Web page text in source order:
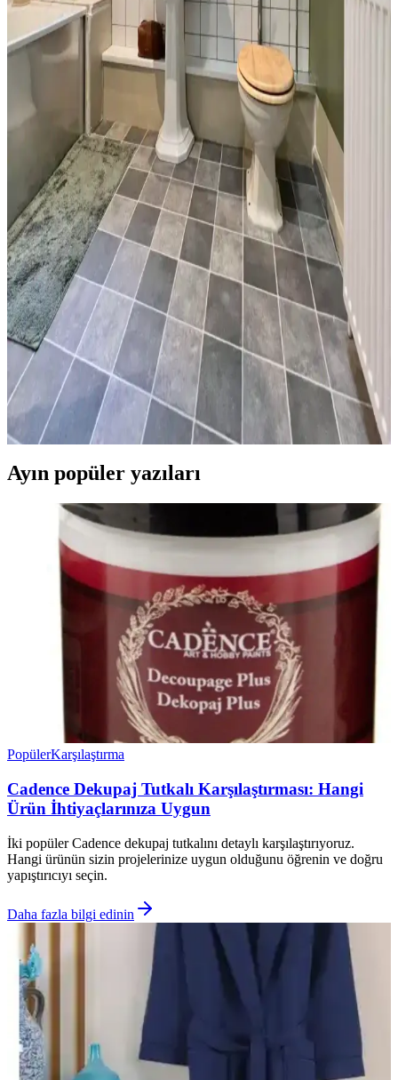
Banyo dekorasyonunda yeşil tonlar, altın detaylar ve çiçek
desenleriyle estetik bir atmosfer oluştururken, perde seçimi ve
düzenlemesi yangın riskini azaltmak için önemlidir.
Banyo Duvar Boyası Seçiminde Renk ve Donanım
Uyumu: Modern ve Doğal Yaklaşımlar
Banyo duvar boyası seçimi, renk ve donanım uyumuyla mekanın
atmosferini belirler. Mavi-gri, yeşil ve nötr tonlar rahatlatıcı ve doğal
bir ortam sağlar. Siyah donanımlar mekan bütünlüğünü güçlendirir.
Küçük Yarım Banyoda Ekonomik ve Estetik
Yenileme: Tasarım ve Maliyet Analizi
30 yıl sonra küçük bir yarım banyoda yapılan yenileme, mantar
desenli duvar kağıdı ve uygun malzeme seçimiyle estetik ve
işlevselliği artırdı. Maliyetler ve detaylar analiz edildi.
Kiralık Banyoda Dekorasyon ve Yenileme: Boya,
Zemin ve Fayans Seçiminde Dikkat Edilmesi
Gerekenler
Kiralık banyolarda boya, fayans ve zemin yenileme süreçlerinde
dayanıklılık, estetik ve ev sahibi onayı ön plandadır. Bu rehber,
pratik ve uyumlu dekorasyon önerileri sunar.
Ayın popüler yazıları
PopülerKarşılaştırma
Cadence Dekupaj Tutkalı Karşılaştırması: Hangi
Ürün İhtiyaçlarınıza Uygun
İki popüler Cadence dekupaj tutkalını detaylı karşılaştırıyoruz.
Hangi ürünün sizin projelerinize uygun olduğunu öğrenin ve doğru
yapıştırıcıyı seçin.
Daha fazla bilgi edinin